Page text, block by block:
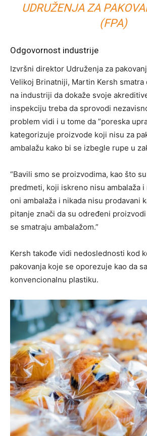
UDRUŽENJA ZA
(FPA)
Odgovornost industrije
Izvršni direktor Udruženja za
Velikoj Brinatniji, Martin Kersh
na industriji da dokaže svoje
inspekciju treba da sprovodi
problem vidi i u tome da ”poreska
kategorizuje proizvode koji nisu za
ambalažu kako bi se izbegle rupe u
“Bavili smo se proizvodima, kao što
predmeti, koji iskreno nisu ambalaža i
oni ambalaža i nikada nisu prodavani
pitanje znači da su određeni
se smatraju ambalažom.”
Kersh takođe vidi nedoslednosti kod
pakovanja koje se oporezuje kao da
konvencionalnu plastiku.